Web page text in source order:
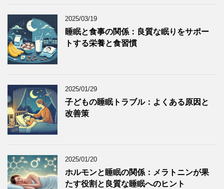
2025/03/19
睡眠と食事の関係：良質な眠りをサポー
トする栄養と食習慣
2025/01/29
子どもの睡眠トラブル：よくある原因と
改善策
2025/01/20
ホルモンと睡眠の関係：メラトニンが果
たす役割と良質な睡眠へのヒント